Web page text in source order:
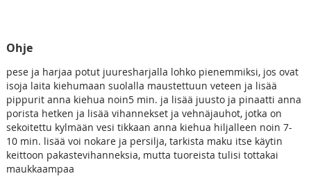
Ohje
pese ja harjaa potut juuresharjalla lohko pienemmiksi, jos ovat
isoja laita kiehumaan suolalla maustettuun veteen ja lisää
pippurit anna kiehua noin5 min. ja lisää juusto ja pinaatti anna
porista hetken ja lisää vihannekset ja vehnäjauhot, jotka on
sekoitettu kylmään vesi tikkaan anna kiehua hiljalleen noin 7-
10 min. lisää voi nokare ja persilja, tarkista maku itse käytin
keittoon pakastevihanneksia, mutta tuoreista tulisi tottakai
maukkaampaa